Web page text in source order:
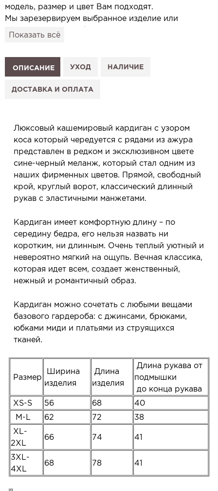
модель, размер и цвет Вам подходят.
Мы зарезервируем выбранное изделие или
привезём его в удобный для вас салон и
1. Выберите изделие на сайте.
2. Нажмите «Заказать примерку» и выберите салон.
3. Заполните форму и отправьте заявку.
Услуга бесплатная и ни к чему не обязывает: Вы
примеряете в салоне и уже на месте решаете,
покупать или нет.
Планируйте визит в удобное для Вас время -
резерв действует 5 дней.
Показать всё
ОПИСАНИЕ УХОД НАЛИЧИЕ
ДОСТАВКА И ОПЛАТА
Люксовый кашемировый кардиган с узором
коса который чередуется с рядами из ажура
представлен в редком и эксклюзивном цвете
сине-черный меланж, который стал одним из
наших фирменных цветов. Прямой, свободный
крой, круглый ворот, классический длинный
рукав с эластичными манжетами.
Кардиган имеет комфортную длину – по
середину бедра, его нельзя назвать ни
коротким, ни длинным. Очень теплый уютный и
невероятно мягкий на ощупь. Вечная классика,
которая идет всем, создает женственный,
нежный и романтичный образ.
Кардиган можно сочетать с любыми вещами
базового гардероба: с джинсами, брюками,
юбками миди и платьями из струящихся
тканей.
Размер
Ширина
изделия
Длина
изделия
Длина рукава от
подмышки
до конца рукава
XS-S
56 68
40
M-L
62 72
38
XL-
2XL
66 74 41
3XL-
4XL
68 78 41